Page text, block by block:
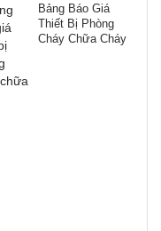
Bảng Báo Giá
Thiết Bị Phòng
Cháy Chữa Cháy